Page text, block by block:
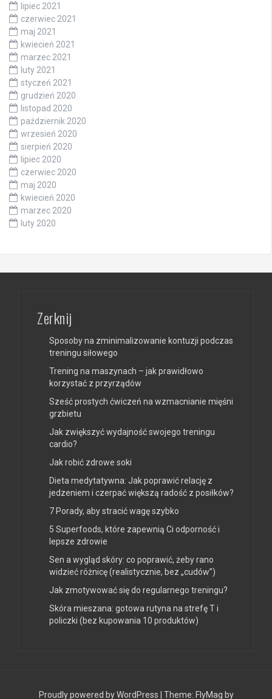
lipiec 2021
czerwiec 2021
maj 2021
kwiecień 2021
marzec 2021
luty 2021
styczeń 2021
grudzień 2020
listopad 2020
październik 2020
wrzesień 2020
sierpień 2020
lipiec 2020
czerwiec 2020
maj 2020
kwiecień 2020
marzec 2020
luty 2020
Zerknij
Sposoby na zminimalizowanie kontuzji podczas
treningu siłowego
Trening na maszynach – jak prawidłowo
korzystać z przyrządów
Sześć prostych ćwiczeń na wzmacnianie mięśni
grzbietu
Jak zwiększyć wydajność swojego treningu
cardio?
Jak robić zdrowe soki
Dieta medytatywna: Jak poprawić relację z
jedzeniem i czerpać większą radość z posiłków?
7 Porady, aby stracić wagę szybko
5 Superfoods, które zapewnią Ci odporność i
lepsze zdrowie
Sen a wygląd skóry: co poprawić, żeby rano
widzieć różnicę (realistycznie, bez „cudów”)
Jak zmotywować się do regularnego treningu?
Skóra mieszana: gotowa rutyna na strefę T i
policzki (bez kupowania 10 produktów)
Proudly powered by WordPress | Theme: FlyMag by